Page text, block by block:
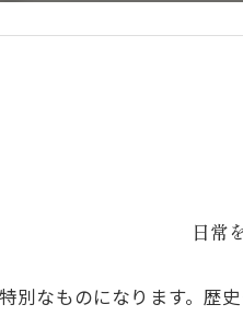
日常
別なものになります。歴